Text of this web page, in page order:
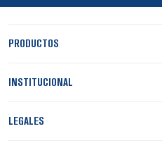
PRODUCTOS
INSTITUCIONAL
LEGALES